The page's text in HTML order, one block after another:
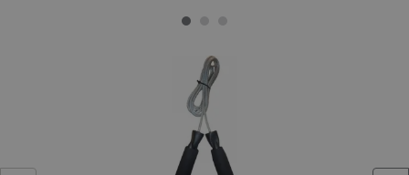
3 m (čierna), 2,8 m (sivá)